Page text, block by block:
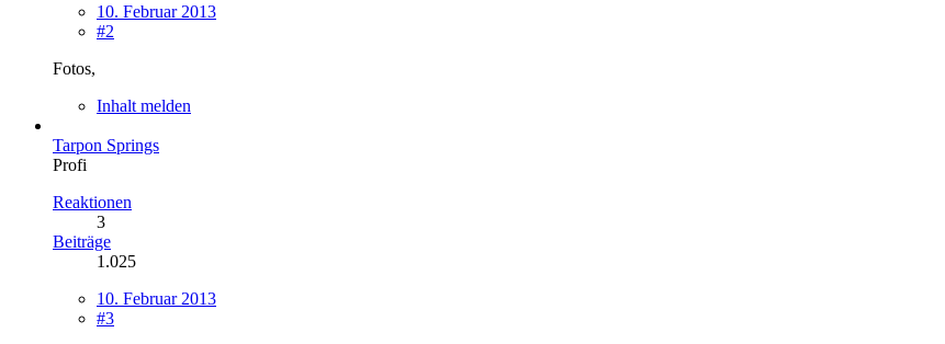
10. Februar 2013
#2
Fotos,
Inhalt melden
Tarpon Springs
Profi
Reaktionen
3
Beiträge
1.025
10. Februar 2013
#3